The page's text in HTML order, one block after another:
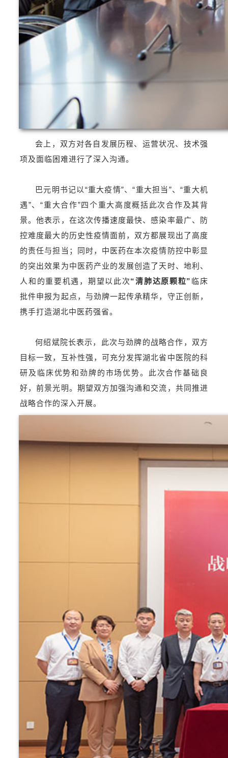
会上，双方对各自发展历程、运营状况、技术强
项及面临困难进行了深入沟通。
巴元明书记以“重大疫情”、“重大担当”、“重大机
遇”、“重大合作”四个重大高度概括此次合作及其背
景。他表示，在这次传播速度最快、感染率最广、防
控难度最大的历史性疫情面前，双方都展现出了高度
的责任与担当；同时，中医药在本次疫情防控中彰显
的突出效果为中医药产业的发展创造了天时、地利、
人和的重要机遇，期望以此次“清肺达原颗粒” 临床
批件申报为起点，与劲牌一起传承精华，守正创新，
携手打造湖北中医药强省。
何绍斌院长表示，此次与劲牌的战略合作，双方
目标一致，互补性强，可充分发挥湖北省中医院的科
研及临床优势和劲牌的市场优势。此次合作基础良
好，前景光明。期望双方加强沟通和交流，共同推进
战略合作的深入开展。